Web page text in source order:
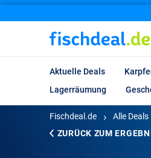
Aktuelle Deals
Lagerräumung
Fischdeal.de Alle Deals
ZURÜCK ZUM